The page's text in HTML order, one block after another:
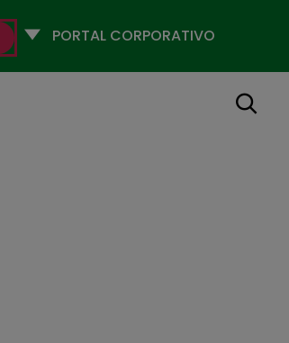
Selecciona
Buscar